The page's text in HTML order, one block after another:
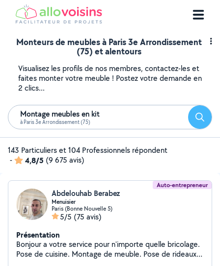
Monteurs de meubles à Paris 3e Arrondissement
(75) et alentours
Visualisez les profils de nos membres, contactez-les et
faites monter votre meuble ! Postez votre demande en
2 clics...
Montage meubles en kit
à Paris 3e Arrondissement (75)
143 Particuliers et 104 Professionnels répondent
-
4,8/5 (9 675 avis)
Auto-entrepreneur
Abdelouhab Berabez
Menuisier
Paris (Bonne Nouvelle 5)
5/5 (75 avis)
Présentation
Bonjour a votre service pour n'importe quelle bricolage.
Pose de cuisine. Montage de meuble. Pose de rideaux.